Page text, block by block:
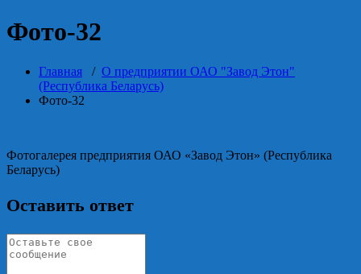
Фото-32
Главная / О предприятии ОАО "Завод Этон"
(Республика Беларусь)
Фото-32
Фотогалерея предприятия ОАО «Завод Этон» (Республика
Беларусь)
Оставить ответ